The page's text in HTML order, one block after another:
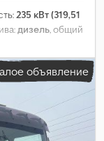
235 кВт (319,51
дизель, общий
Евро 4,
объявление